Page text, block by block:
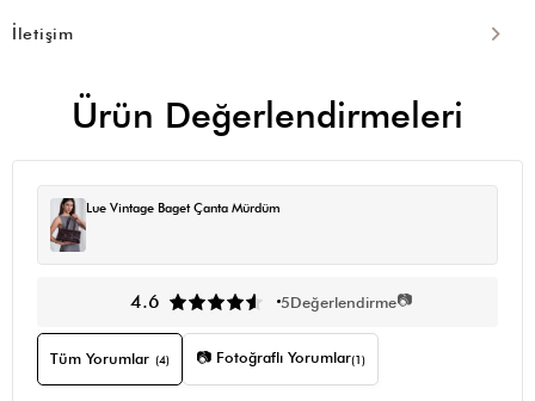
İletişim
Ürün Değerlendirmeleri
Lue Vintage Baget Çanta Mürdüm
4.6 5Değerlendirme📷
Tüm Yorumlar (4) 📷 Fotoğraflı Yorumlar(1)